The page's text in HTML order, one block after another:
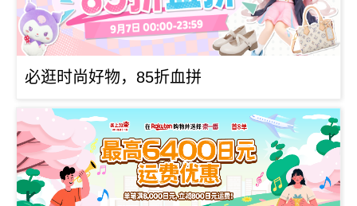
必逛时尚好物，85折血拼